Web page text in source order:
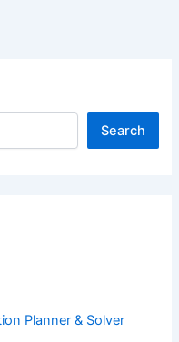
Search
Planner & Solver